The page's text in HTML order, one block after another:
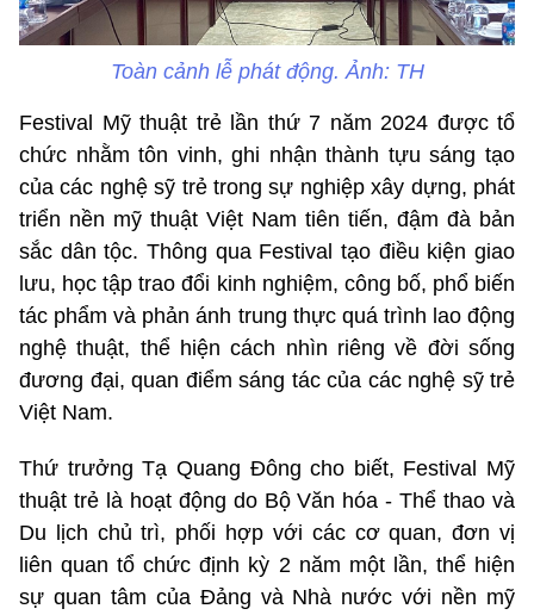
Toàn cảnh lễ phát động. Ảnh: TH
Festival Mỹ thuật trẻ lần thứ 7 năm 2024 được tổ
chức nhằm tôn vinh, ghi nhận thành tựu sáng tạo
của các nghệ sỹ trẻ trong sự nghiệp xây dựng, phát
triển nền mỹ thuật Việt Nam tiên tiến, đậm đà bản
sắc dân tộc. Thông qua Festival tạo điều kiện giao
lưu, học tập trao đổi kinh nghiệm, công bố, phổ biến
tác phẩm và phản ánh trung thực quá trình lao động
nghệ thuật, thể hiện cách nhìn riêng về đời sống
đương đại, quan điểm sáng tác của các nghệ sỹ trẻ
Việt Nam.
Thứ trưởng Tạ Quang Đông cho biết, Festival Mỹ
thuật trẻ là hoạt động do Bộ Văn hóa - Thể thao và
Du lịch chủ trì, phối hợp với các cơ quan, đơn vị
liên quan tổ chức định kỳ 2 năm một lần, thể hiện
sự quan tâm của Đảng và Nhà nước với nền mỹ